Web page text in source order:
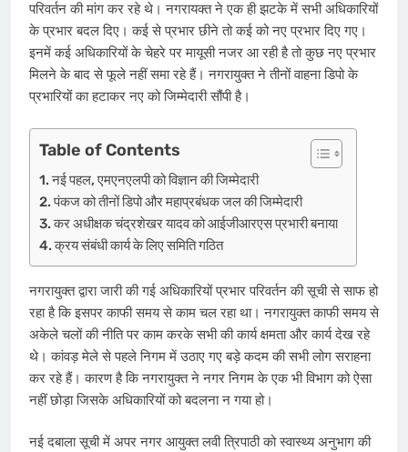
परिवर्तन की मांग कर रहे थे। नगरायक्त ने एक ही झटके में सभी अ​धिकारियों
के प्रभार बदल दिए। कई से प्रभार छीने तो कई को नए प्रभार दिए गए।
इनमें कई अ​धिकारियों के चेहरे पर मायूसी नजर आ रही है तो कुछ नए प्रभार
मिलने के बाद से फूले नहीं समा रहे हैं। नगरायुक्त ने तीनों वाहना डिपो के
प्रभारियों का हटाकर नए को जिम्मेदारी सौंपी है।
Table of Contents
नई पहल, एमएनएलपी को विज्ञान की जिम्मेदारी
पंकज को तीनों डिपो और महाप्रबंधक जल की जिम्मेदारी
कर अधीक्षक चंद्रशेखर यादव को आईजीआरएस प्रभारी बनाया
क्रय संबंधी कार्य के लिए समिति गठित
नगरायुक्त द्वारा जारी की गई अ​धिकारियों प्रभार परिवर्तन की सूची से साफ हो
रहा है कि इसपर काफी समय से काम चल रहा था। नगरायुक्त काफी समय से
अकेले चलों की नीति पर काम करके सभी की कार्य क्षमता और कार्य देख रहे
थे। कांवड़ मेले से पहले निगम में उठाए गए बड़े कदम की सभी लोग सराहना
कर रहे हैं। कारण है कि नगरायुक्त ने नगर निगम के एक भी विभाग को ऐसा
नहीं छोड़ा जिसके अ​धिकारियों को बदलना न गया हो।
नई दबाला सूची में अपर नगर आयुक्त लवी त्रिपाठी को स्वास्थ्य अनुभाग की